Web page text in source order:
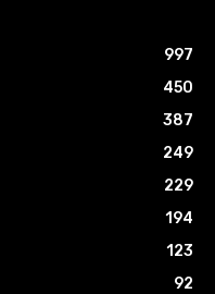
997
450
387
249
229
194
123
92